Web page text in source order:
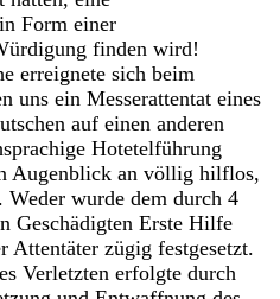
Form einer
finden wird!
erreignete sich beim
uns ein Messerattentat eines
auf einen anderen
Hotetelführung
Augenblick an völlig hilflos,
wurde dem durch 4
Geschädigten Erste Hilfe
Attentäter zügig festgesetzt.
Verletzten erfolgte durch